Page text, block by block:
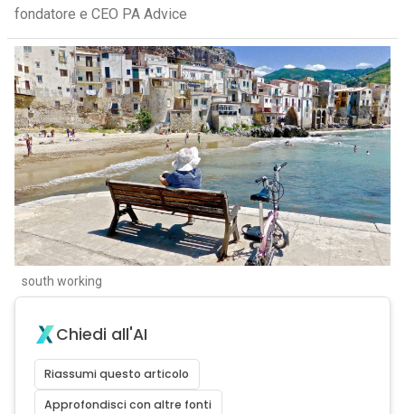
fondatore e CEO PA Advice
south working
Chiedi all'AI
Riassumi questo articolo
Approfondisci con altre fonti